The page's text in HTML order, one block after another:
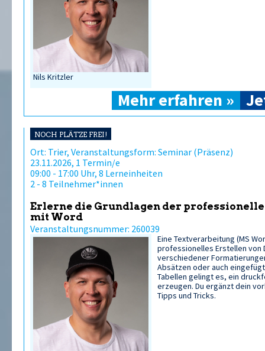
Nils Kritzler
Mehr erfahren »
NOCH PLÄTZE FREI!
Ort: Trier, Veranstaltungsform: Seminar (Präsenz)
23.11.2026, 1 Termin/e
09:00 - 17:00 Uhr, 8 Lerneinheiten
2 - 8 Teilnehmer*innen
Erlerne die Grundlagen der
mit Word
Veranstaltungsnummer: 260039
Eine Textverarbeitung (MS
professionelles Erstellen von
verschiedener
Absätzen oder auch
Tabellen gelingt es, ein
erzeugen. Du ergänzt dein
Tipps und Tricks.